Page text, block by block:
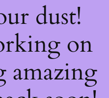
dust!
on
amazing